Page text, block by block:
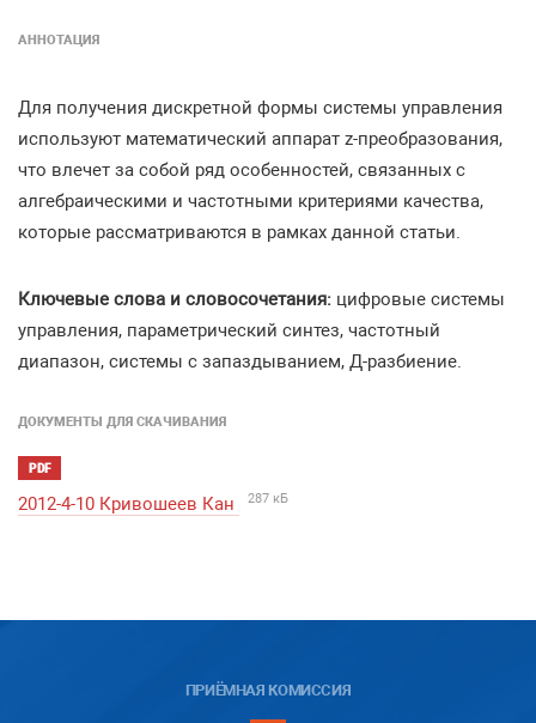
АННОТАЦИЯ
Для получения дискретной формы системы управления
используют математический аппарат z-преобразования,
что влечет за собой ряд особенностей, связанных с
алгебраическими и частотными критериями качества,
которые рассматриваются в рамках данной статьи.
Ключевые слова и словосочетания: цифровые системы
управления, параметрический синтез, частотный
диапазон, системы с запаздыванием, Д-разбиение.
ДОКУМЕНТЫ ДЛЯ СКАЧИВАНИЯ
PDF
2012-4-10 Кривошеев Кан 287 кБ
ПРИЁМНАЯ КОМИССИЯ